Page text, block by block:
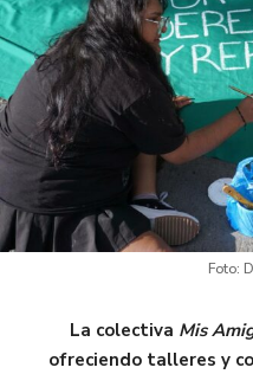
Foto:
La colectiva Mis
ofreciendo talleres y